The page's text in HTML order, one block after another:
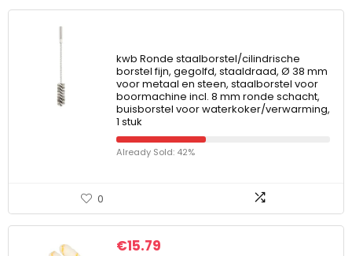
kwb Ronde staalborstel/cilindrische
borstel fijn, gegolfd, staaldraad, Ø 38 mm
voor metaal en steen, staalborstel voor
boormachine incl. 8 mm ronde schacht,
buisborstel voor waterkoker/verwarming,
1 stuk
Already Sold: 42%
0
€15.79